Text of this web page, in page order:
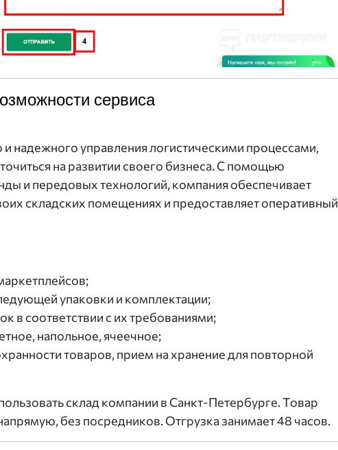
сервиса
надежного управления логистическими процессами,
на развитии своего бизнеса. С помощью
и передовых технологий, компания обеспечивает
складских помещениях и предоставляет оперативный
упаковки и комплектации;
в соответствии с их требованиями;
напольное, ячеечное;
товаров, прием на хранение для повторной
склад компании в Санкт-Петербурге. Товар
без посредников. Отгрузка занимает 48 часов.